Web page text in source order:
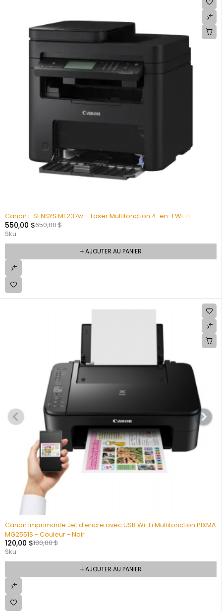
Canon i-SENSYS MF237w – Laser Multifonction 4-en-1 Wi-Fi
650,00$
550,00 $
Sku:
AJOUTER AU PANIER
Canon Imprimante Jet d'encre avec USB Wi-Fi Multifonction PIXMA
MG2551S - Couleur - Noir
180,00$
120,00 $
Sku:
AJOUTER AU PANIER